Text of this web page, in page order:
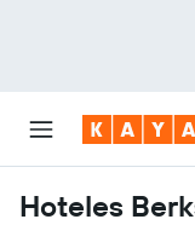
Hoteles